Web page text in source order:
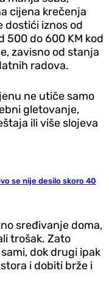
cijena krečenja
dostići iznos od
500 do 600 KM kod
zavisno od stanja
radova.
ne utiče samo
gletovanje,
ili više slojeva
se nije desilo skoro 40
sređivanje doma,
trošak. Zato
dok drugi ipak
i dobiti brže i